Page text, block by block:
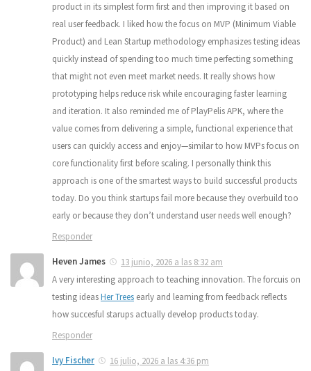
product in its simplest form first and then improving it based on
real user feedback. I liked how the focus on MVP (Minimum Viable
Product) and Lean Startup methodology emphasizes testing ideas
quickly instead of spending too much time perfecting something
that might not even meet market needs. It really shows how
prototyping helps reduce risk while encouraging faster learning
and iteration. It also reminded me of PlayPelis APK, where the
value comes from delivering a simple, functional experience that
users can quickly access and enjoy—similar to how MVPs focus on
core functionality first before scaling. I personally think this
approach is one of the smartest ways to build successful products
today. Do you think startups fail more because they overbuild too
early or because they don’t understand user needs well enough?
Responder
Heven James
13 junio, 2026 a las 8:32 am
A very interesting approach to teaching innovation. The forcuis on
testing ideasHer Trees early and learning from feedback reflects
how succesful starups actually develop products today.
Responder
Ivy Fischer
16 julio, 2026 a las 4:36 pm